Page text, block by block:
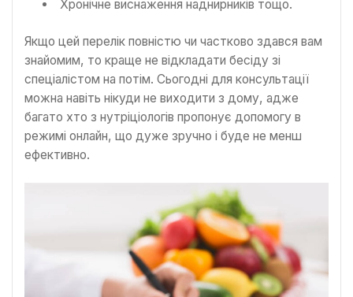
Хронічне виснаження наднирників тощо.
Якщо цей перелік повністю чи частково здався вам
знайомим, то краще не відкладати бесіду зі
спеціалістом на потім. Сьогодні для консультації
можна навіть нікуди не виходити з дому, адже
багато хто з нутріціологів пропонує допомогу в
режимі онлайн, що дуже зручно і буде не менш
ефективно.